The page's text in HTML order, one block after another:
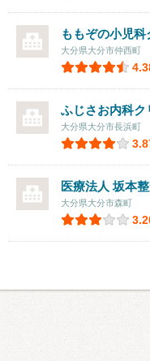
ももぞの小児科
大分県大分市仲西町
ふじさお内科ク
大分県大分市長浜町
医療法人 坂本
大分県大分市森町